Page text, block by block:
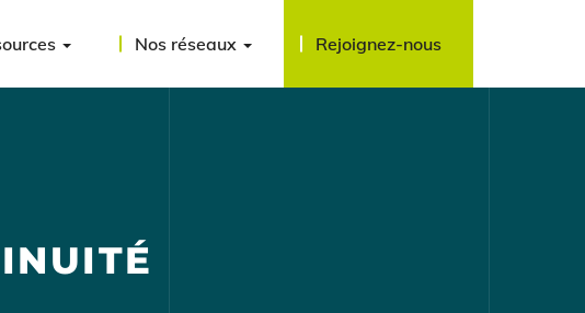
Nos réseaux Rejoignez-nous